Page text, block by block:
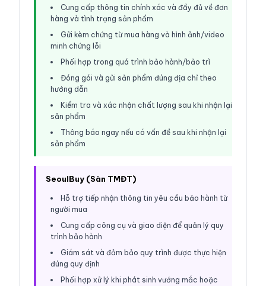
Cung cấp thông tin chính xác và đầy đủ về đơn
hàng và tình trạng sản phẩm
Gửi kèm chứng từ mua hàng và hình ảnh/video
minh chứng lỗi
Phối hợp trong quá trình bảo hành/bảo trì
Đóng gói và gửi sản phẩm đúng địa chỉ theo
hướng dẫn
Kiểm tra và xác nhận chất lượng sau khi nhận lại
sản phẩm
Thông báo ngay nếu có vấn đề sau khi nhận lại
sản phẩm
SeoulBuy (Sàn TMĐT)
Hỗ trợ tiếp nhận thông tin yêu cầu bảo hành từ
người mua
Cung cấp công cụ và giao diện để quản lý quy
trình bảo hành
Giám sát và đảm bảo quy trình được thực hiện
đúng quy định
Phối hợp xử lý khi phát sinh vướng mắc hoặc